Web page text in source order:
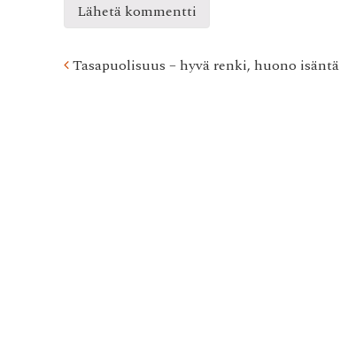
Post
Tasapuolisuus – hyvä renki, huono isäntä